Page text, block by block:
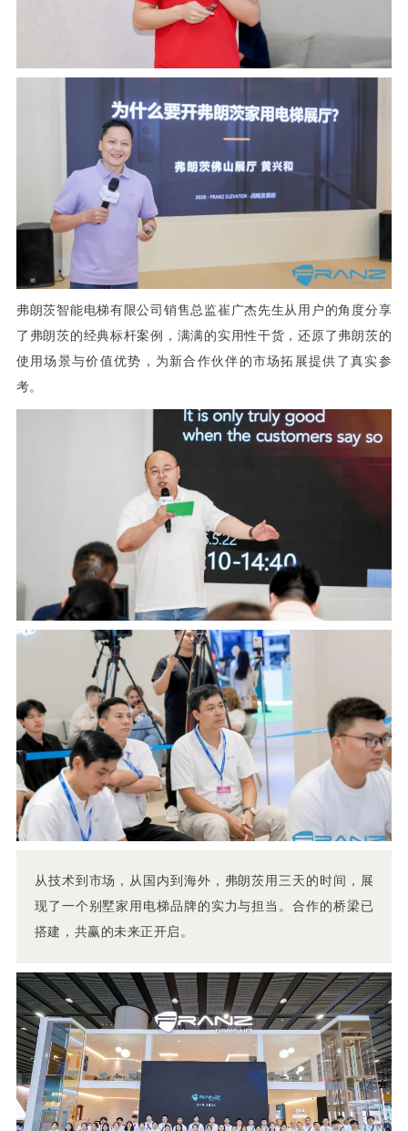
弗朗茨智能电梯有限公司销售总监崔广杰先生从用户的角度分享
了弗朗茨的经典标杆案例，满满的实用性干货，还原了弗朗茨的
使用场景与价值优势，为新合作伙伴的市场拓展提供了真实参
考。
从技术到市场，从国内到海外，弗朗茨用三天的时间，展
现了一个别墅家用电梯品牌的实力与担当。合作的桥梁已
搭建，共赢的未来正开启。